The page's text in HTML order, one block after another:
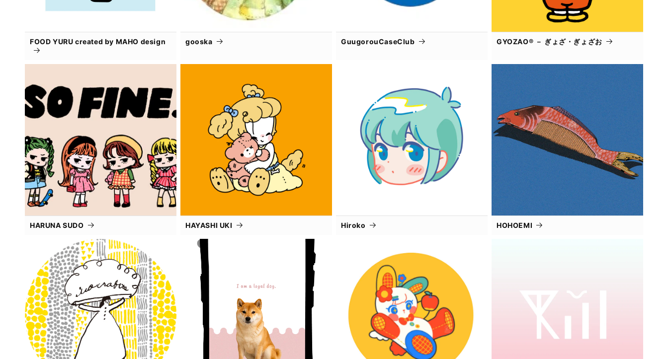
FOOD YURU created by MAHO design gooska GuugorouCaseClub GYOZAO® － ぎょざ・ぎょざお
HARUNA SUDO HAYASHI UKI Hiroko HOHOEMI